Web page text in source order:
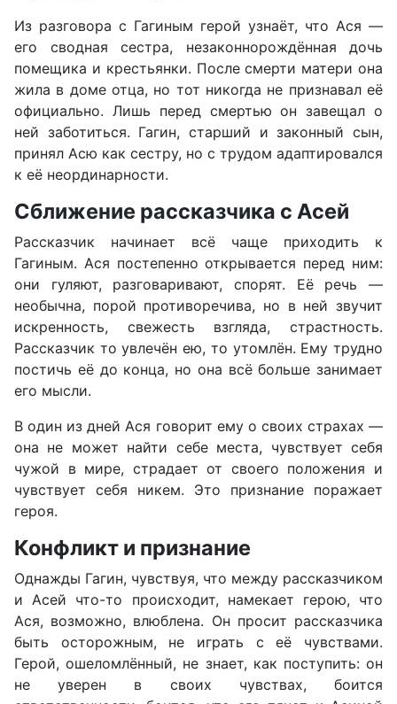
Из разговора с Гагиным герой узнаёт, что Ася —
его сводная сестра, незаконнорождённая дочь
помещика и крестьянки. После смерти матери она
жила в доме отца, но тот никогда не признавал её
официально. Лишь перед смертью он завещал о
ней заботиться. Гагин, старший и законный сын,
принял Асю как сестру, но с трудом адаптировался
к её неординарности.
Сближение рассказчика с Асей
Рассказчик начинает всё чаще приходить к
Гагиным. Ася постепенно открывается перед ним:
они гуляют, разговаривают, спорят. Её речь —
необычна, порой противоречива, но в ней звучит
искренность, свежесть взгляда, страстность.
Рассказчик то увлечён ею, то утомлён. Ему трудно
постичь её до конца, но она всё больше занимает
его мысли.
В один из дней Ася говорит ему о своих страхах —
она не может найти себе места, чувствует себя
чужой в мире, страдает от своего положения и
чувствует себя никем. Это признание поражает
героя.
Конфликт и признание
Однажды Гагин, чувствуя, что между рассказчиком
и Асей что-то происходит, намекает герою, что
Ася, возможно, влюблена. Он просит рассказчика
быть осторожным, не играть с её чувствами.
Герой, ошеломлённый, не знает, как поступить: он
не уверен в своих чувствах, боится